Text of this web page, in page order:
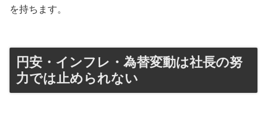
を持ちます。
円安・インフレ・為替変動は社長の努
力では止められない